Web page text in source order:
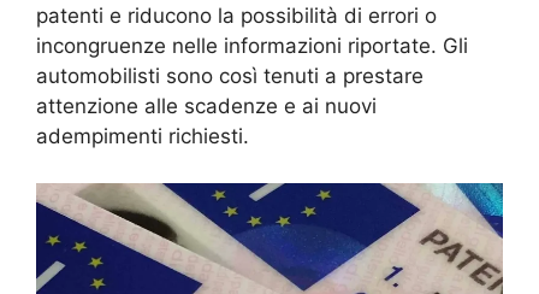
patenti e riducono la possibilità di errori o
incongruenze nelle informazioni riportate. Gli
automobilisti sono così tenuti a prestare
attenzione alle scadenze e ai nuovi
adempimenti richiesti.